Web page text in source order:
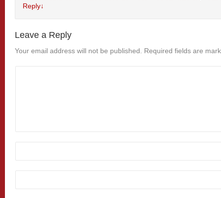
Reply↓
Leave a Reply
Your email address will not be published. Required fields are